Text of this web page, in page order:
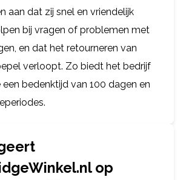
aan dat zij snel en vriendelijk
bij vragen of problemen met
en dat het retourneren van
verloopt. Zo biedt het bedrijf
bedenktijd van 100 dagen en
op